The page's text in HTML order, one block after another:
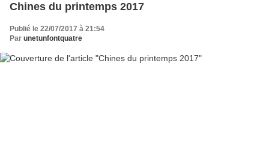
Chines du printemps 2017
Publié le 22/07/2017 à 21:54
Par unetunfontquatre